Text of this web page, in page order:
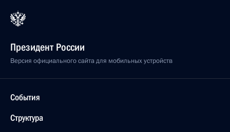
Президент России
Версия официального сайта для мобильных устройств
События
Структура